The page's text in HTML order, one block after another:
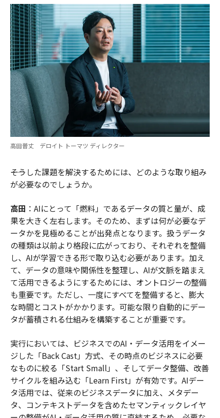
高田普丈 デロイト トーマツ ディレクター
――そうした課題を解決するためには、どのような取り組み
が必要なのでしょうか。
高田 ：AIにとって「燃料」であるデータの質と量が、成
果を大きく左右します。そのため、まずは何が必要なデ
ータかを見極めることが出発点となります。扱うデータ
の種類は以前より格段に広がっており、それぞれを整備
し、AIが学習できる形で取り込む必要があります。加え
て、データの意味や関係性を整理し、AIが文脈を踏まえ
て活用できるようにするためには、オントロジーの整備
も重要です。ただし、一度にすべてを整備すると、膨大
な時間とコストがかかります。可能な限り自動的にデー
タが蓄積される仕組みを構築することが重要です。
実行においては、ビジネスでのAI・データ活用をイメー
ジした「Back Cast」方式、その時点のビジネスに必要
なものに絞る「Start Small」、そしてデータ整備、改善
サイクルを組み込む「Learn First」が有効です。AIデー
タ活用では、従来のビジネスデータに加え、メタデー
タ、コンテキストデータを含めたセマンティックレイヤ